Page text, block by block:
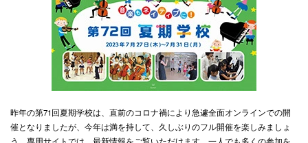
昨年の第71回夏期学校は、直前のコロナ禍により急遽全面オンラインでの開
催となりましたが、今年は満を持して、久しぶりのフル開催を楽しみましょ